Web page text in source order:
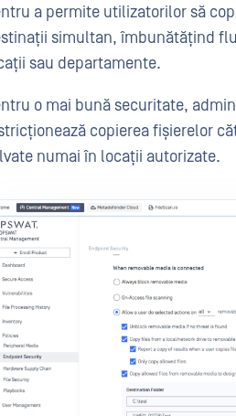
a permite utilizatorilor să
simultan, îmbunătățind
sau departamente.
o mai bună securitate,
copierea fișierelor
numai în locații autorizate.